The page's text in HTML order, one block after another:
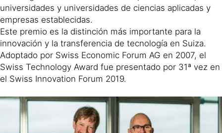
universidades y universidades de ciencias aplicadas y
empresas establecidas.
Este premio es la distinción más importante para la
innovación y la transferencia de tecnología en Suiza.
Adoptado por Swiss Economic Forum AG en 2007, el
Swiss Technology Award fue presentado por 31ª vez en
el Swiss Innovation Forum 2019.